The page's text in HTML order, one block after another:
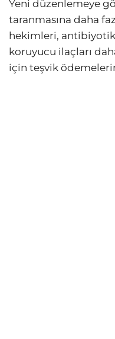
Yeni düzenlemeye
taranmasına daha
hekimleri,
koruyucu ilaçları
için teşvik